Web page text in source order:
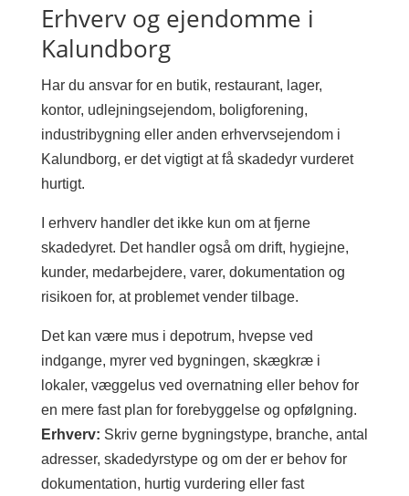
Erhverv og ejendomme i
Kalundborg
Har du ansvar for en butik, restaurant, lager,
kontor, udlejningsejendom, boligforening,
industribygning eller anden erhvervsejendom i
Kalundborg, er det vigtigt at få skadedyr vurderet
hurtigt.
I erhverv handler det ikke kun om at fjerne
skadedyret. Det handler også om drift, hygiejne,
kunder, medarbejdere, varer, dokumentation og
risikoen for, at problemet vender tilbage.
Det kan være mus i depotrum, hvepse ved
indgange, myrer ved bygningen, skægkræ i
lokaler, væggelus ved overnatning eller behov for
en mere fast plan for forebyggelse og opfølgning.
Erhverv: Skriv gerne bygningstype, branche, antal
adresser, skadedyrstype og om der er behov for
dokumentation, hurtig vurdering eller fast